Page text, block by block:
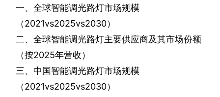
一、全球智能调光路灯市场规模
（2021vs2025vs2030）
二、全球智能调光路灯主要供应商及其市场份额
（按2025年营收）
三、中国智能调光路灯市场规模
（2021vs2025vs2030）